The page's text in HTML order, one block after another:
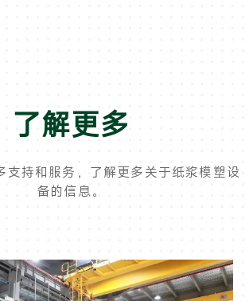
了解更多
支持和服务，了解更多关于纸浆模塑设
备的信息。